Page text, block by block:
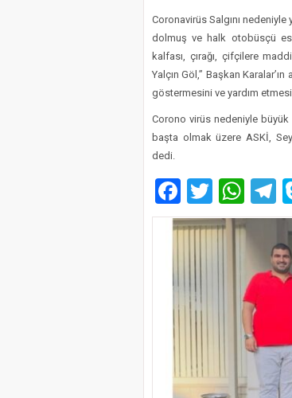
Coronavirüs Salgını
dolmuş ve halk otobüsçü
kalfası, çırağı, çifçilere
Yalçın Göl,” Başkan Karalar’ın
göstermesini ve yardım
Corono virüs nedeniyle büyük
başta olmak üzere ASKİ,
dedi.
Facebook
Twitter